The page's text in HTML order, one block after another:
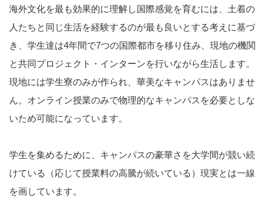
海外文化を最も効果的に理解し国際感覚を育むには、土着の
人たちと同じ生活を経験するのが最も良いとする考えに基づ
き、学生達は4年間で7つの国際都市を移り住み、現地の機関
と共同プロジェクト・インターンを行いながら生活します。
現地には学生寮のみが作られ、華美なキャンパスはありませ
ん。オンライン授業のみで物理的なキャンパスを必要としな
いため可能になっています。
学生を集めるために、キャンパスの豪華さを大学間が競い続
けている（応じて授業料の高騰が続いている）現実とは一線
を画しています。